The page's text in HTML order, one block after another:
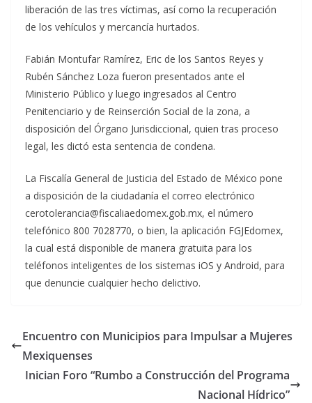
liberación de las tres víctimas, así como la recuperación
de los vehículos y mercancía hurtados.
Fabián Montufar Ramírez, Eric de los Santos Reyes y
Rubén Sánchez Loza fueron presentados ante el
Ministerio Público y luego ingresados al Centro
Penitenciario y de Reinserción Social de la zona, a
disposición del Órgano Jurisdiccional, quien tras proceso
legal, les dictó esta sentencia de condena.
La Fiscalía General de Justicia del Estado de México pone
a disposición de la ciudadanía el correo electrónico
cerotolerancia@fiscaliaedomex.gob.mx, el número
telefónico 800 7028770, o bien, la aplicación FGJEdomex,
la cual está disponible de manera gratuita para los
teléfonos inteligentes de los sistemas iOS y Android, para
que denuncie cualquier hecho delictivo.
Encuentro con Municipios para Impulsar a Mujeres
Mexiquenses
Inician Foro “Rumbo a Construcción del Programa
Nacional Hídrico”